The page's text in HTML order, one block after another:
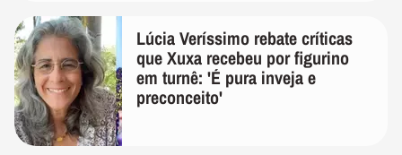
Lúcia Veríssimo rebate críticas
que Xuxa recebeu por figurino
em turnê: 'É pura inveja e
preconceito'